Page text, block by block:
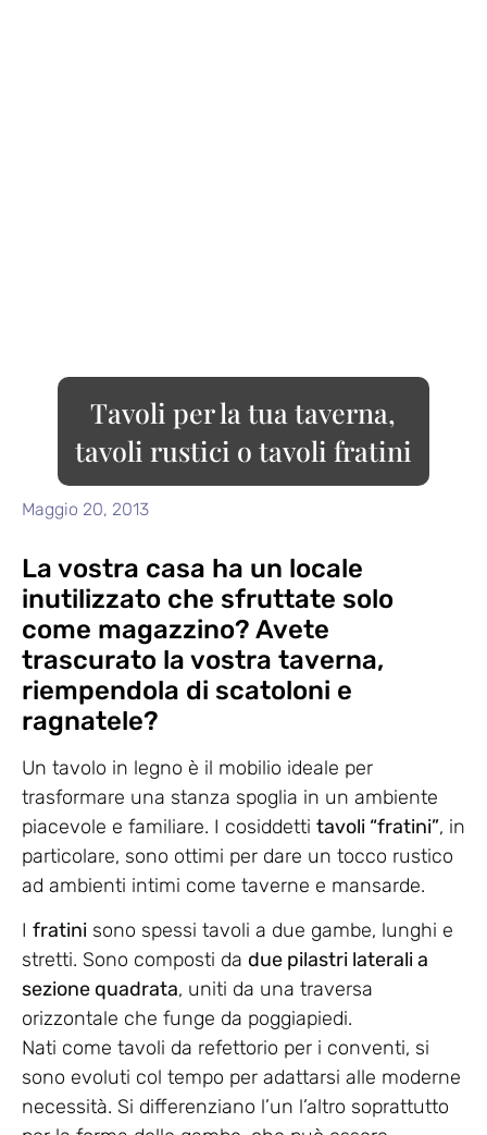
Tavoli per la tua taverna,
tavoli rustici o tavoli fratini
Maggio 20, 2013
La vostra casa ha un locale
inutilizzato che sfruttate solo
come magazzino? Avete
trascurato la vostra taverna,
riempendola di scatoloni e
ragnatele?
Un tavolo in legno è il mobilio ideale per
trasformare una stanza spoglia in un ambiente
piacevole e familiare. I cosiddetti tavoli “fratini”, in
particolare, sono ottimi per dare un tocco rustico
ad ambienti intimi come taverne e mansarde.
I fratini sono spessi tavoli a due gambe, lunghi e
stretti. Sono composti da due pilastri laterali a
sezione quadrata, uniti da una traversa
orizzontale che funge da poggiapiedi.
Nati come tavoli da refettorio per i conventi, si
sono evoluti col tempo per adattarsi alle moderne
necessità. Si differenziano l’un l’altro soprattutto